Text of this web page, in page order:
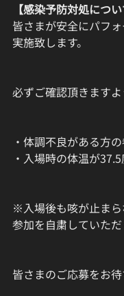
【感染予防対処につい
皆さまが安全にパフ
実施致します。
必ずご確認頂きますよ
・体調不良がある方
・入場時の体温が
※入場後も咳が止まら
参加を自粛していただ
皆さまのご応募をお待